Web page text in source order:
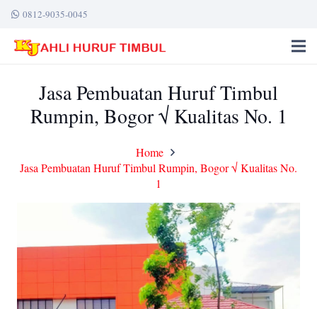
0812-9035-0045
Jasa Pembuatan Huruf Timbul
Rumpin, Bogor √ Kualitas No. 1
Home
Jasa Pembuatan Huruf Timbul Rumpin, Bogor √ Kualitas No.
1